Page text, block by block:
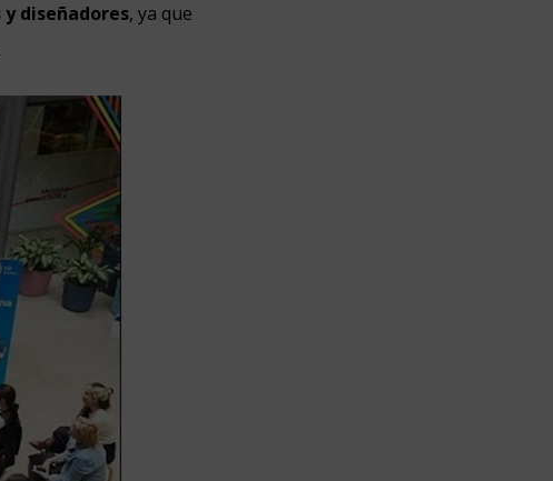
diseñadores, ya que